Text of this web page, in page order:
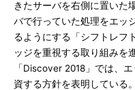
きたサーバを右側に置いた
バで行っていた処理をエッ
るようにする「シフトレフ
ッジを重視する取り組みを
「Discover 2018」では、
資する方針を表明している。